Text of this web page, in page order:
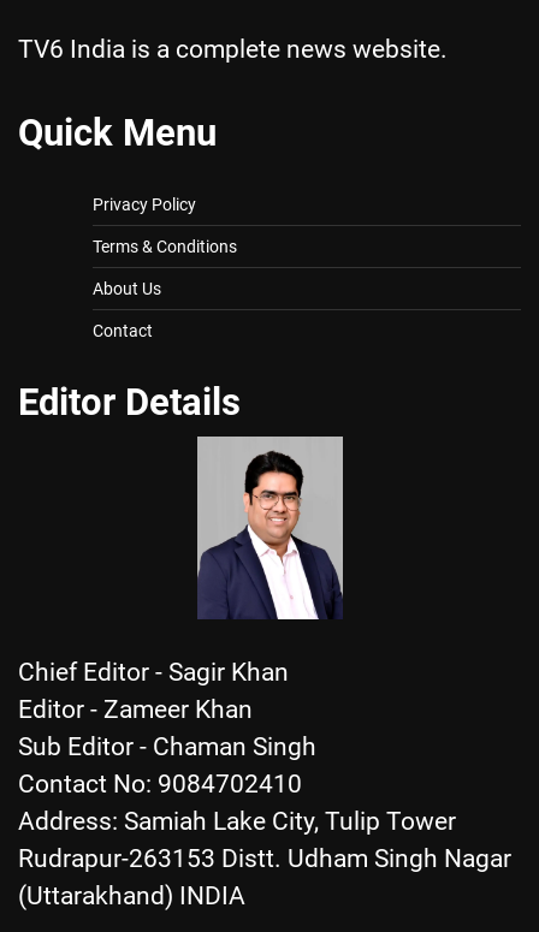
TV6 India is a complete news website.
Quick Menu
Privacy Policy
Terms & Conditions
About Us
Contact
Editor Details
Chief Editor - Sagir Khan
Editor - Zameer Khan
Sub Editor - Chaman Singh
Contact No: 9084702410
Address: Samiah Lake City, Tulip Tower
Rudrapur-263153 Distt. Udham Singh Nagar
(Uttarakhand) INDIA